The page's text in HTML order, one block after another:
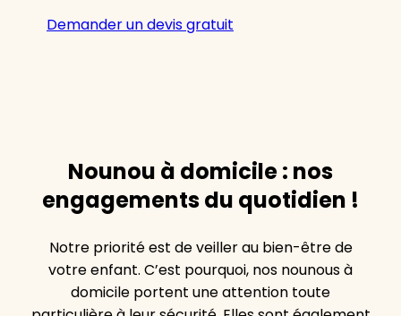
Demander un devis gratuit
Nounou à domicile : nos
engagements du quotidien !
Notre priorité est de veiller au bien-être de
votre enfant. C’est pourquoi, nos nounous à
domicile portent une attention toute